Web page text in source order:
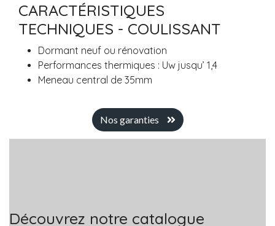
CARACTÉRISTIQUES
TECHNIQUES - COULISSANT
Dormant neuf ou rénovation
Performances thermiques : Uw jusqu’ 1,4
Meneau central de 35mm
Nos garanties
Découvrez notre catalogue